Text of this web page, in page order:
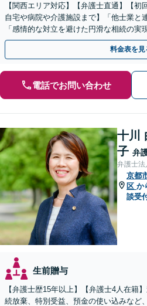
【関西エリア対応】【弁護士直通】【初
自宅や病院や介護施設まで】「他士業と
「感情的な対立を避けた円滑な相続の実
のプランをご提案
料金表を見
電話でお問い合わせ
十川
子 弁
弁護士法
京都
区 か
談受
生前贈与
【弁護士歴15年以上】【弁護士4人在籍
続放棄、特別受益、預金の使い込みなど